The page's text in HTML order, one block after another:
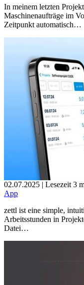
In meinem letzten
Maschinenaufträge im
Zeitpunkt automatisch…
02.07.2025 | Lesezeit 3
App
zettl ist eine simple,
Arbeitsstunden in
Datei…